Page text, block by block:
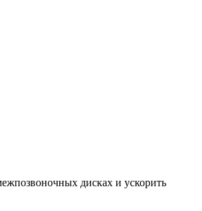
дисках и ускорить